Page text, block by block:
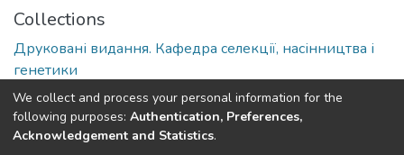
Collections
Друковані видання. Кафедра селекції, насінництва і
генетики
Full item page
We collect and process your personal information for the
following purposes: Authentication, Preferences,
Acknowledgement and Statistics.